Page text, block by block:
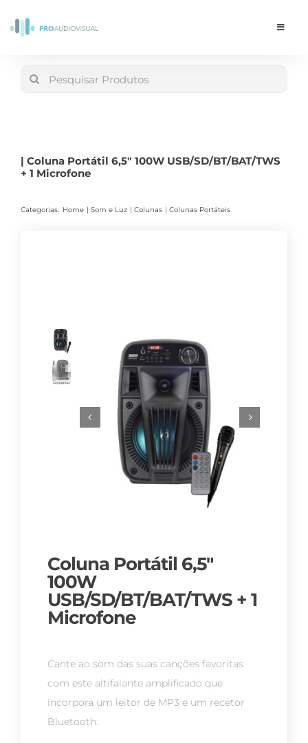
Toggle
Search
| Coluna Portátil 6,5″ 100W USB/SD/BT/BAT/TWS
+ 1 Microfone
Categorias: Home Som e Luz Colunas Colunas Portáteis
Coluna Portátil 6,5″
100W
USB/SD/BT/BAT/TWS + 1
Microfone
Cante ao som das suas canções favoritas
com este altifalante amplificado que
incorpora um leitor de MP3 e um recetor
Bluetooth.